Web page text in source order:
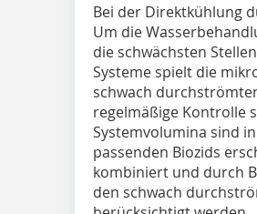
Bei der Direktkühlung
Um die
die schwächsten
Systeme spielt die
schwach
regelmäßige Kontrolle
Systemvolumina sind
passenden Biozids
kombiniert und durch
den schwach